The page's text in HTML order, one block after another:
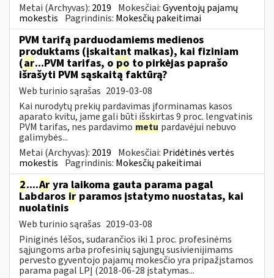
Metai (Archyvas): 2019 Mokesčiai:Gyventojų pajamų
mokestis Pagrindinis: Mokesčių pakeitimai
PVM tarifą parduodamiems medienos
produktams (įskaitant malkas), kai fiziniam
(ar...PVM tarifas, o po to pirkėjas paprašo
išrašyti PVM sąskaitą faktūrą?
Web turinio sąrašas 2019-03-08
Kai nurodytų prekių pardavimas įforminamas kasos
aparato kvitu, jame gali būti išskirtas 9 proc. lengvatinis
PVM tarifas, nes pardavimo metu pardavėjui nebuvo
galimybės...
Metai (Archyvas): 2019 Mokesčiai: Pridėtinės vertės
mokestis Pagrindinis: Mokesčių pakeitimai
2....Ar yra laikoma gauta parama pagal
Labdaros ir paramos įstatymo nuostatas, kai
nuolatinis
Web turinio sąrašas 2019-03-08
Piniginės lėšos, sudarančios iki 1 proc. profesinėms
sąjungoms arba profesinių sąjungų susivienijimams
pervesto gyventojo pajamų mokesčio yra pripažįstamos
parama pagal LPĮ (2018-06-28 įstatymas...